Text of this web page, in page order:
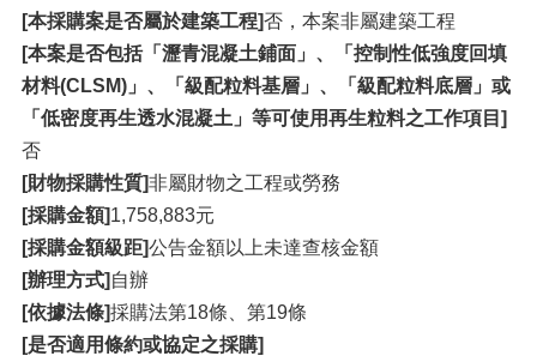
[本採購案是否屬於建築工程]否，本案非屬建築工程
[本案是否包括「瀝青混凝土鋪面」、「控制性低強度回填
材料(CLSM)」、「級配粒料基層」、「級配粒料底層」或
「低密度再生透水混凝土」等可使用再生粒料之工作項目]
否
[財物採購性質]非屬財物之工程或勞務
[採購金額]1,758,883元
[採購金額級距]公告金額以上未達查核金額
[辦理方式] 自辦
[依據法條]採購法第18條、第19條
[是否適用條約或協定之採購]